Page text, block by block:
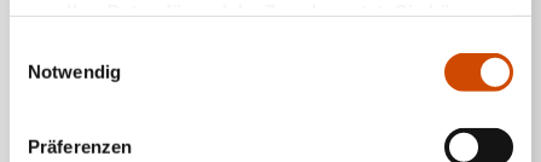
oder durch Klicken auf das Privacy Trigger Symbol
Wenn Sie es erlauben, würden wir auch gerne:
Notwendig
Präferenzen